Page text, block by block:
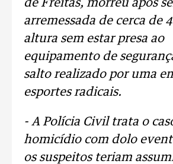
de Freitas, morreu após
arremessada de cerca de
altura sem estar presa ao
equipamento de
salto realizado por uma
esportes radicais.
- A Polícia Civil trata o
homicídio com dolo
os suspeitos teriam